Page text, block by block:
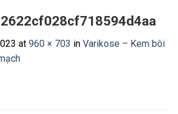
at 960 × 703 in Varikose – Kem bôi